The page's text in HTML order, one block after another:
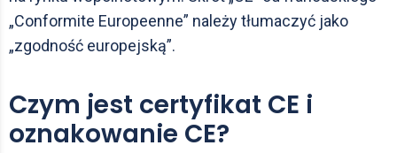
„Conformite Europeenne” należy tłumaczyć jako
„zgodność europejską”.
Czym jest certyfikat CE i
oznakowanie CE?